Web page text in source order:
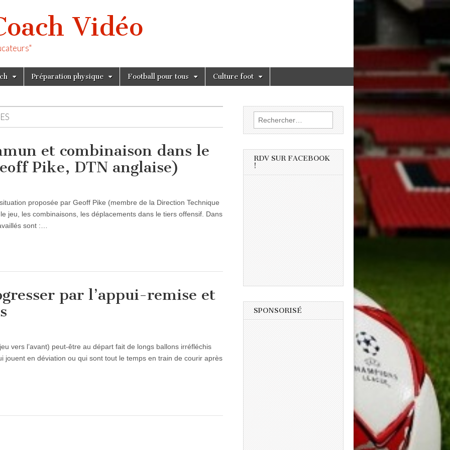
Vidéo
Préparation physique Football pour tous Culture foot
et combinaison dans le
Pike, DTN anglaise)
proposée par Geoff Pike (membre de la Direction Technique
jeu, les combinaisons, les déplacements dans le tiers offensif. Dans
sont :…
par l’appui-remise et
vers l’avant) peut-être au départ fait de longs ballons irréfléchis
jouent en déviation ou qui sont tout le temps en train de courir après
Rechercher :
RDV SUR FACEBOOK
!
SPONSORISÉ